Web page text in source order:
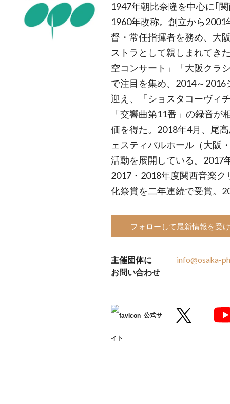
1947年朝比奈隆を中心に｢
1960年改称。創立から
督・常任指揮者を務め、大
ストラとして親しまれてき
空コンサート」「大阪クラ
で注目を集め、2014～
迎え、「ショスタコーヴィ
「交響曲第11番」の録音
価を得た。2018年4月、尾
ェスティバルホール（大阪
活動を展開している。2017
2017・2018年度関西音楽
化祭賞を二年連続で受賞。
フォローして最新情報を受
主催団体に
お問い合わせ
info@osaka-
公式サ
イト